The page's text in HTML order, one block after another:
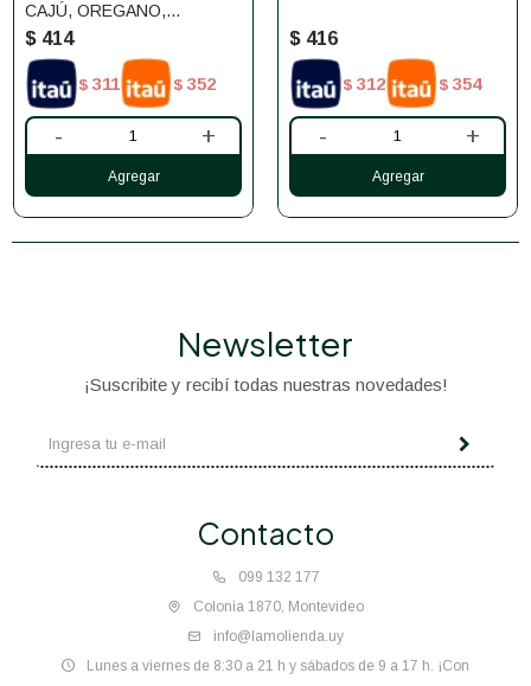
CAJÚ, OREGANO,
TOMILLO Y CILANTRO
$ 414
$ 311 $ 352
- +
$ 416
$ 312 $ 354
- +
Contacto
099 132 177
Colonia 1870, Montevideo
info@lamolienda.uy
Lunes a viernes de 8:30 a 21 h y sábados de 9 a 17 h. ¡Con
Newsletter
¡Suscribite y recibí todas nuestras novedades!